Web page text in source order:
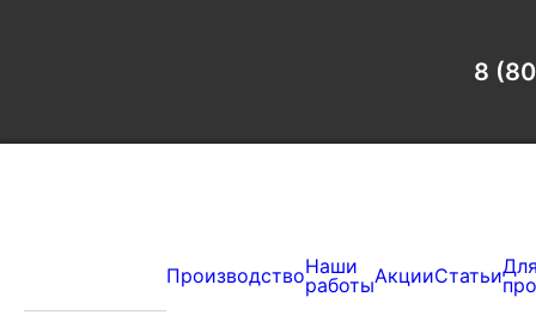
8
ПроизводствоНаши
работыАкцииСтатьиДля